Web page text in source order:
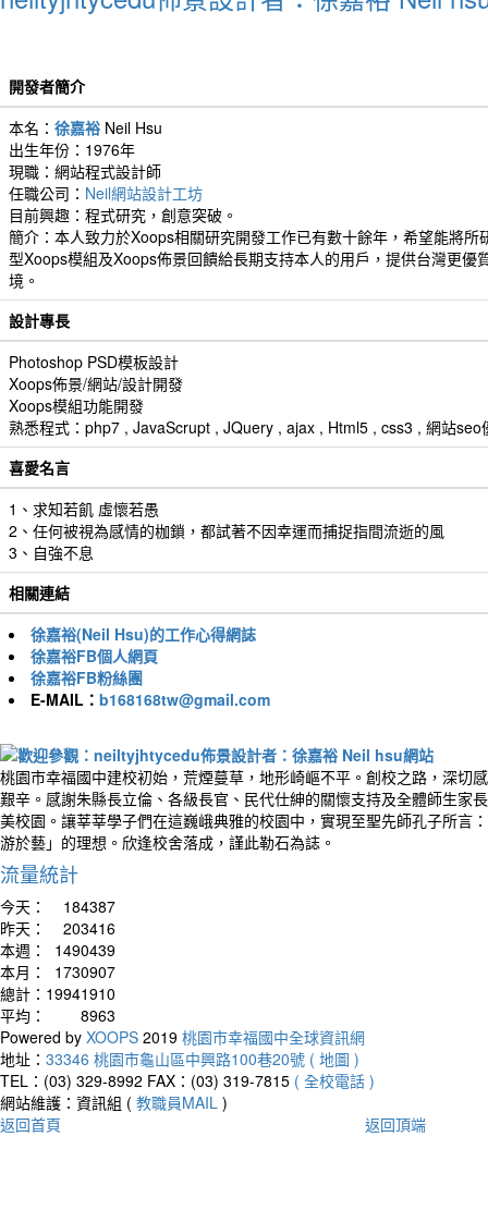
開發者簡介
本名： 徐嘉裕 Neil Hsu
出生年份：1976年
現職：網站程式設計師
任職公司： Neil網站設計工坊
目前興趣：程式研究，創意突破。
簡介：本人致力於Xoops相關研究開發工作已有數十餘年，希望能將所
型Xoops模組及Xoops佈景回饋給長期支持本人的用戶，提供台灣更優
境。
設計專長
Photoshop PSD模板設計
Xoops佈景/網站/設計開發
Xoops模組功能開發
熟悉程式：php7 , JavaScrupt , JQuery , ajax , Html5 , css3 , 網站seo
喜愛名言
1、求知若飢 虛懷若愚
2、任何被視為感情的枷鎖，都試著不因幸運而捕捉指間流逝的風
3、自強不息
相關連結
徐嘉裕(Neil Hsu)的工作心得網誌
徐嘉裕FB個人網頁
徐嘉裕FB粉絲團
E-MAIL： b168168tw@gmail.com
桃園市幸福國中建校初始，荒煙蔓草，地形崎嶇不平。創校之路，深切
艱辛。感謝朱縣長立倫、各級長官、民代仕紳的關懷支持及全體師生家
美校園。讓莘莘學子們在這巍峨典雅的校園中，實現至聖先師孔子所言
游於藝」的理想。欣逢校舍落成，謹此勒石為誌。
流量統計
今天：
184387
昨天：
203416
本週：
1490439
本月：
1730907
總計： 19941910
平均：
8963
Powered by XOOPS 2019 桃園市幸福國中全球資訊網
地址： 33346 桃園市龜山區中興路100巷20號 ( 地圖 )
TEL：(03) 329-8992 FAX：(03) 319-7815 ( 全校電話 )
網站維護：資訊組 ( 教職員MAIL )
返回首頁
返回頂端